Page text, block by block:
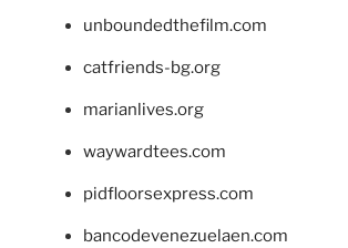
unboundedthefilm.com
catfriends-bg.org
marianlives.org
waywardtees.com
pidfloorsexpress.com
bancodevenezuelaen.com